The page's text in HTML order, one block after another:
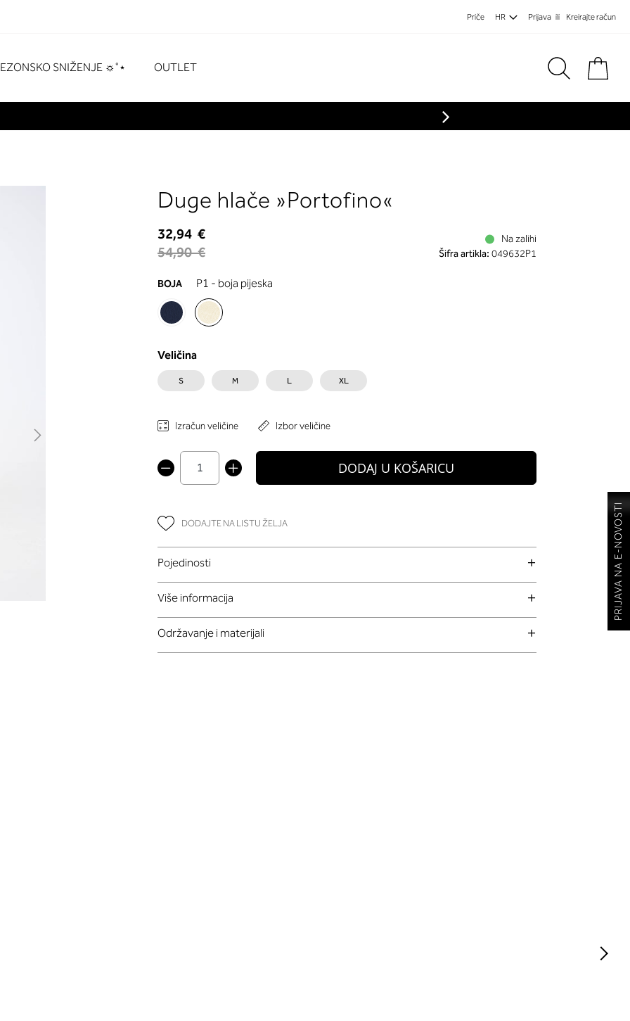
Priče HR Prijava Kreirajte račun
SNIŽENJE ☼˚⋆ OUTLET
Duge hlače »Portofino«
32,94 €
54,90 €
Na zalihi
Šifra artikla: 049632P1
BOJA P1 - boja pijeska
Veličina
S M L XL
Izračun veličine Izbor veličine
DODAJ U KOŠARICU
DODAJTE NA LISTU ŽELJA
Pojedinosti
Više informacija
Održavanje i materijali
PRIJAVA NA E-NOVOSTI